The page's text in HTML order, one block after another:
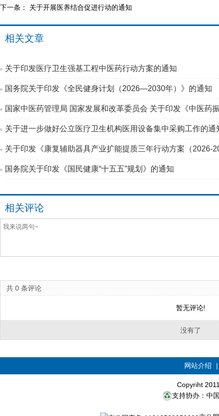
下一条： 关于开展医养结合促进行动的通知
相关文章
关于印发医疗卫生强基工程中医药行动方案的通知
国务院关于印发《全民健身计划（2026—2030年）》的通知
国家中医药管理局 国家发展和改革委员会 关于印发《中医药
关于进一步做好公立医疗卫生机构医用设备集中采购工作的通
关于印发《康复辅助器具产业扩能提质三年行动方案（2026-
国务院关于印发《国民健康“十五五”规划》的通知
相关评论
共 0 条评论
暂无评论!
没有了
网站介绍
Copyriht
支持协办：中